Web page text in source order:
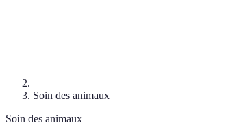
Soin des animaux
Soin des animaux